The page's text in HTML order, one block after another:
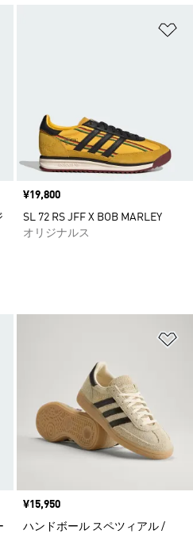
価格
¥19,800
SL 72 RS JFF X BOB MARLEY
オリジナルス
価格
¥15,950
ハンドボール スペツィアル /